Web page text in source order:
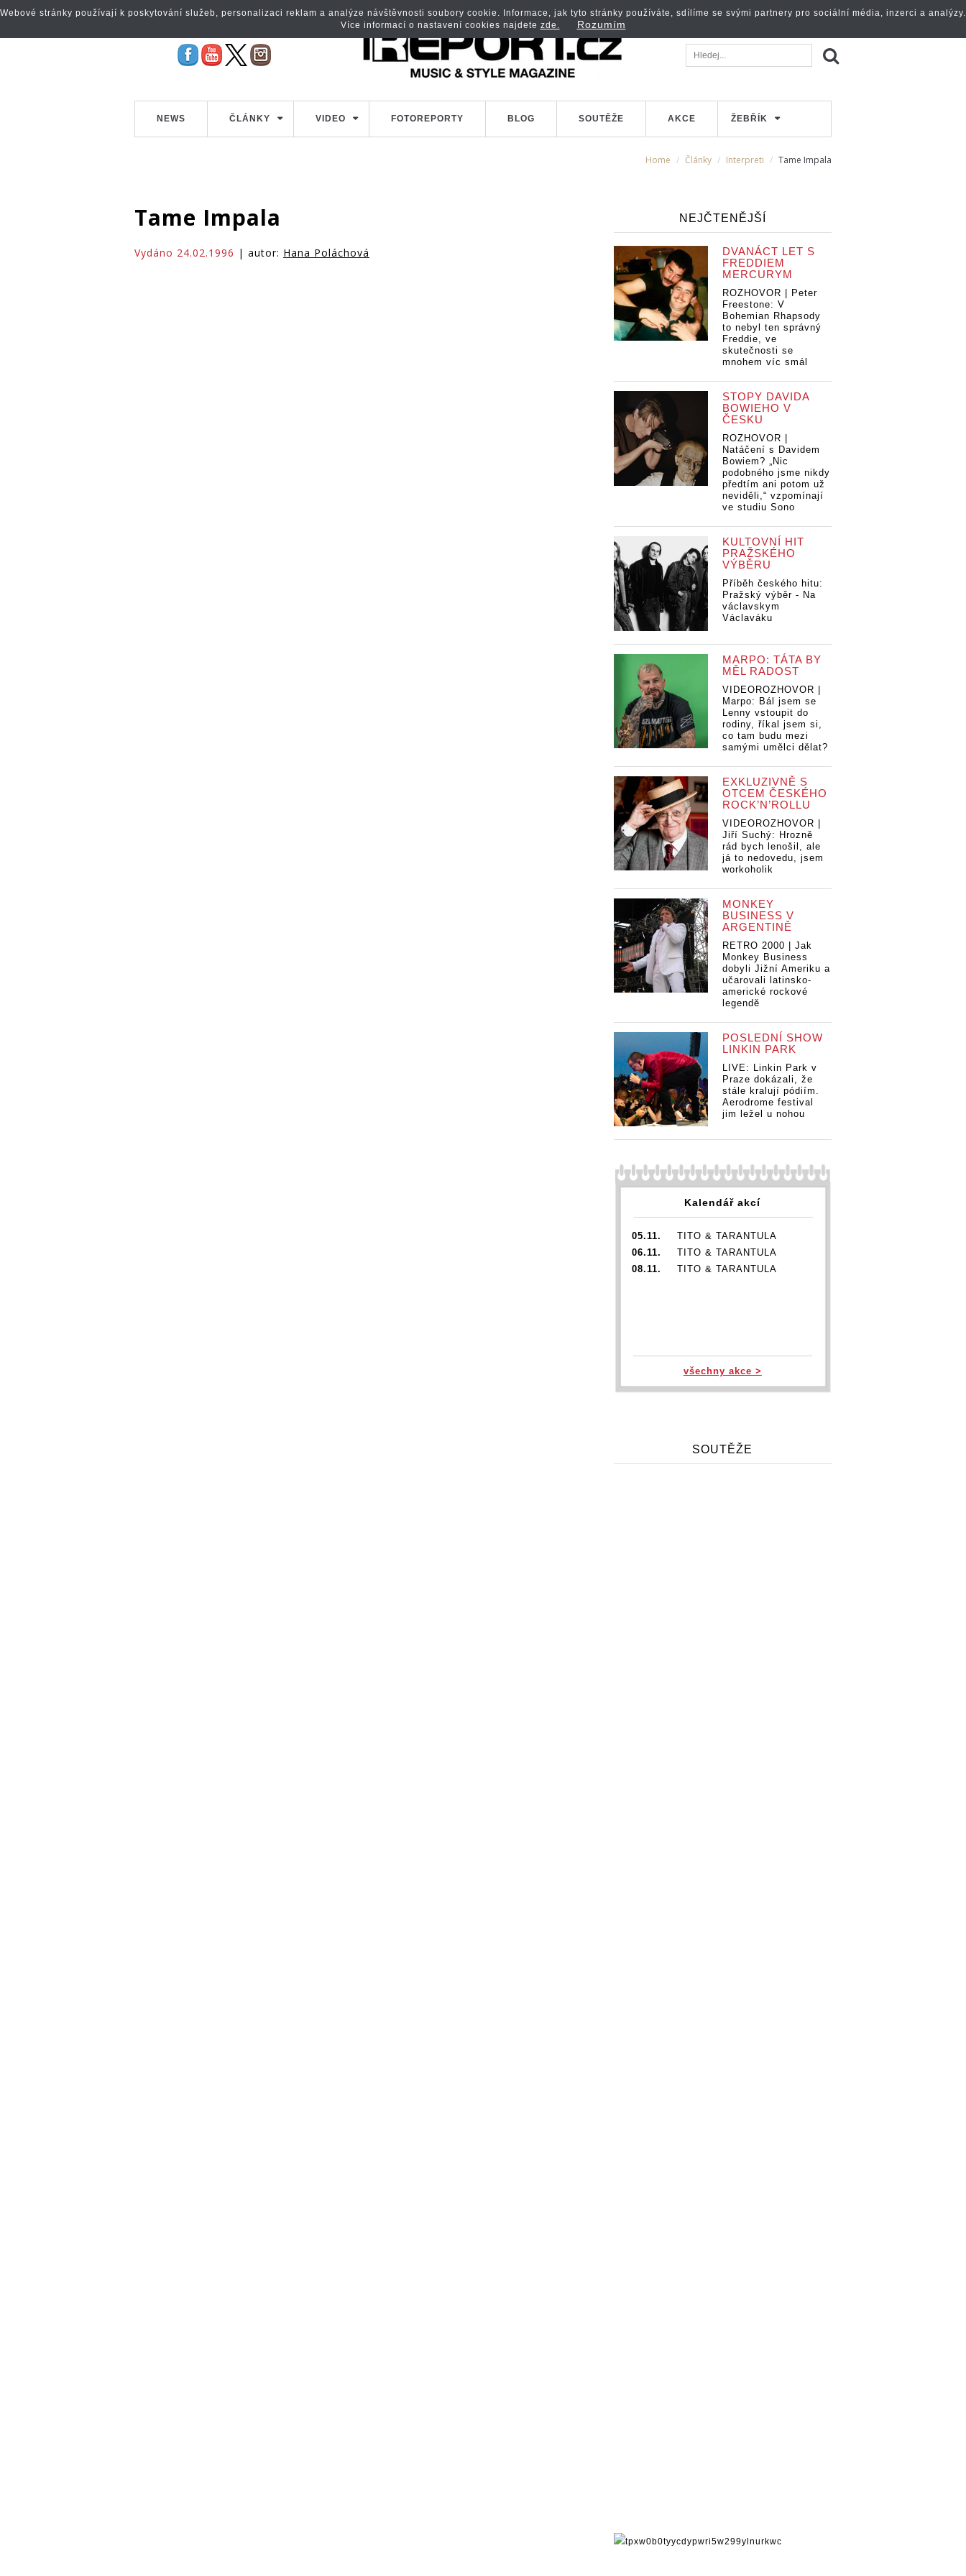
NEWS ČLÁNKY VIDEO FOTOREPORTY BLOG SOUTĚŽE AKCE ŽEBŘÍK
Home Články Interpreti Tame Impala
Tame Impala
Vydáno 24.02.1996 | autor: Hana Poláchová
NEJČTENĚJŠÍ
DVANÁCT LET S
FREDDIEM
MERCURYM
ROZHOVOR | Peter
Freestone: V
Bohemian Rhapsody
to nebyl ten správný
Freddie, ve
skutečnosti se
mnohem víc smál
STOPY DAVIDA
BOWIEHO V
ČESKU
ROZHOVOR |
Natáčení s Davidem
Bowiem? „Nic
podobného jsme nikdy
předtím ani potom už
neviděli,“ vzpomínají
ve studiu Sono
KULTOVNÍ HIT
PRAŽSKÉHO
VÝBĚRU
Příběh českého hitu:
Pražský výběr - Na
václavskym
Václaváku
MARPO: TÁTA BY
MĚL RADOST
VIDEOROZHOVOR |
Marpo: Bál jsem se
Lenny vstoupit do
rodiny, říkal jsem si,
co tam budu mezi
samými umělci dělat?
EXKLUZIVNĚ S
OTCEM ČESKÉHO
ROCK’N’ROLLU
VIDEOROZHOVOR |
Jiří Suchý: Hrozně
rád bych lenošil, ale
já to nedovedu, jsem
workoholik
MONKEY
BUSINESS V
ARGENTINĚ
RETRO 2000 | Jak
Monkey Business
dobyli Jižní Ameriku a
učarovali latinsko-
americké rockové
legendě
POSLEDNÍ SHOW
LINKIN PARK
LIVE: Linkin Park v
Praze dokázali, že
stále kralují pódiím.
Aerodrome festival
jim ležel u nohou
Kalendář akcí
05.11.
TITO & TARANTULA
06.11.
TITO & TARANTULA
08.11.
TITO & TARANTULA
všechny akce >
SOUTĚŽE
Webové stránky používají k poskytování služeb, personalizaci reklam a analýze návštěvnosti soubory cookie. Informace, jak tyto stránky používáte, sdílíme se svými partnery pro sociální média, inzerci a analýzy.
Více informací o nastavení cookies najdete zde. Rozumím